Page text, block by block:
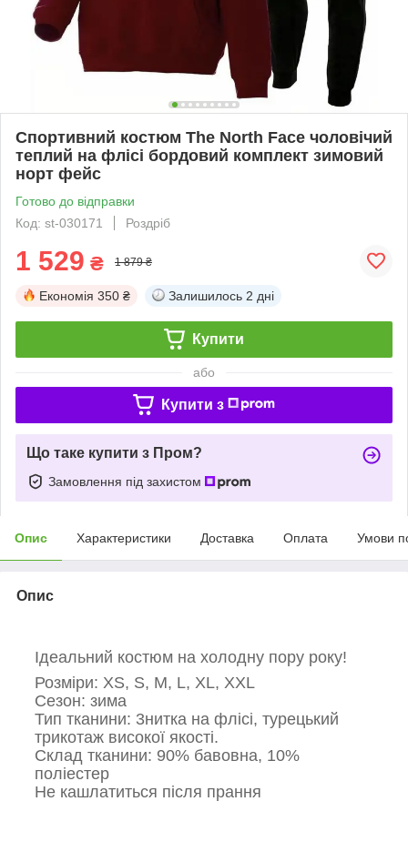
Спортивний костюм The North Face чоловічий
теплий на флісі бордовий комплект зимовий
норт фейс
Готово до відправки
Код: st-030171
Роздріб
1 529 ₴ 1 879 ₴
Економія 350 ₴ Залишилось 2 дні
Купити
або
Купити з
Що таке купити з Пром?
Замовлення під захистом
Опис Характеристики Доставка Оплата Умови
Опис
Ідеальний костюм на холодну пору року!
Розміри: XS, S, M, L, XL, XXL
Сезон: зима
Тип тканини: 3нитка на флісі, турецький
трикотаж високої якості.
Склад тканини: 90% бавовна, 10%
поліестер
Не кашлатиться після прання